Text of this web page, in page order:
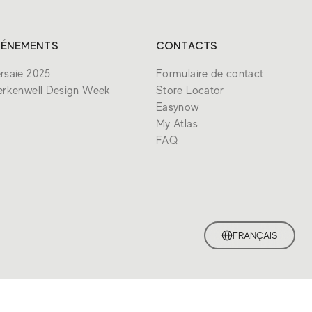
2025
Design Week
CONTACTS
Formulaire de contact
Store Locator
Easynow
My Atlas
FAQ
FRANÇAIS